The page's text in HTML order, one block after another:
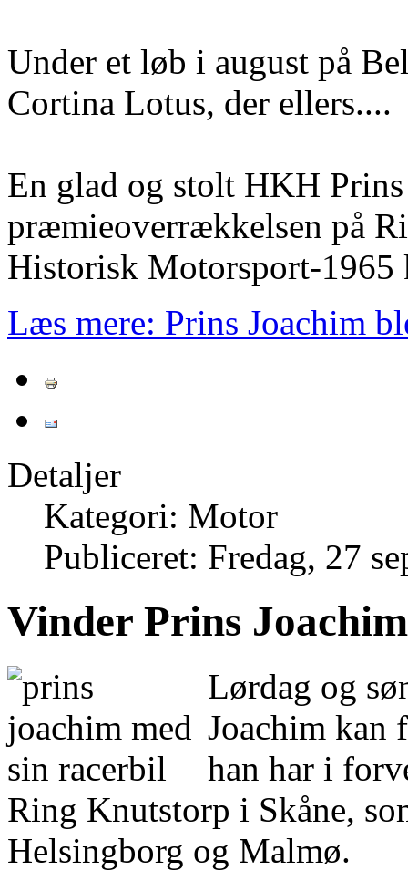
Under et løb i august på
Cortina Lotus, der ellers....
En glad og stolt HKH
præmieoverrækkelsen på
Historisk Motorsport-1965
Læs mere: Prins Joachim
Detaljer
Kategori: Motor
Publiceret: Fredag, 27
Vinder Prins
Lørdag og
Joachim kan
han har i
Ring Knutstorp i Skåne,
Helsingborg og Malmø.